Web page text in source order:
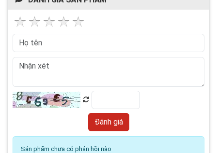
Sản phẩm chưa có phản hồi nào